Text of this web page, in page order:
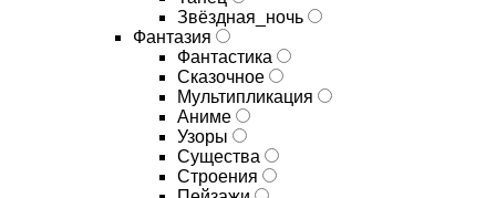
Звёздная_ночь
Фантазия
Фантастика
Сказочное
Мультипликация
Аниме
Узоры
Существа
Строения